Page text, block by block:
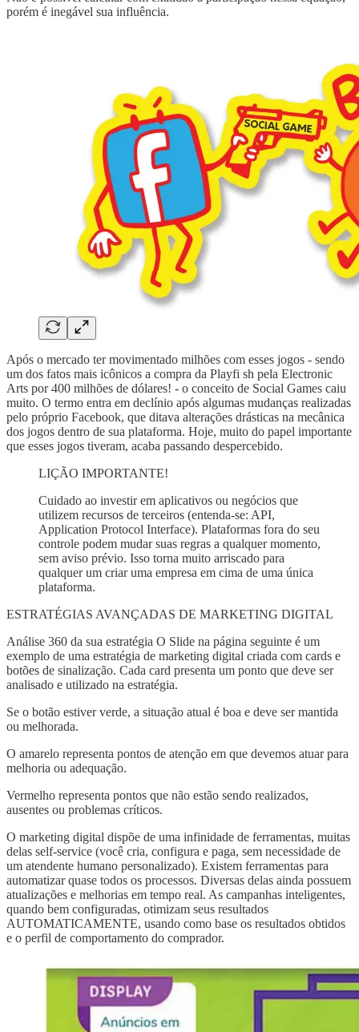
porém é inegável sua influência.
Após o mercado ter movimentado milhões com esses jogos - sendo
um dos fatos mais icônicos a compra da Playfi sh pela Electronic
Arts por 400 milhões de dólares! - o conceito de Social Games caiu
muito. O termo entra em declínio após algumas mudanças realizadas
pelo próprio Facebook, que ditava alterações drásticas na mecânica
dos jogos dentro de sua plataforma. Hoje, muito do papel importante
que esses jogos tiveram, acaba passando despercebido.
LIÇÃO IMPORTANTE!
Cuidado ao investir em aplicativos ou negócios que
utilizem recursos de terceiros (entenda-se: API,
Application Protocol Interface). Plataformas fora do seu
controle podem mudar suas regras a qualquer momento,
sem aviso prévio. Isso torna muito arriscado para
qualquer um criar uma empresa em cima de uma única
plataforma.
ESTRATÉGIAS AVANÇADAS DE MARKETING DIGITAL
Análise 360 da sua estratégia O Slide na página seguinte é um
exemplo de uma estratégia de marketing digital criada com cards e
botões de sinalização. Cada card presenta um ponto que deve ser
analisado e utilizado na estratégia.
Se o botão estiver verde, a situação atual é boa e deve ser mantida
ou melhorada.
O amarelo representa pontos de atenção em que devemos atuar para
melhoria ou adequação.
Vermelho representa pontos que não estão sendo realizados,
ausentes ou problemas críticos.
O marketing digital dispõe de uma infinidade de ferramentas, muitas
delas self-service (você cria, configura e paga, sem necessidade de
um atendente humano personalizado). Existem ferramentas para
automatizar quase todos os processos. Diversas delas ainda possuem
atualizações e melhorias em tempo real. As campanhas inteligentes,
quando bem configuradas, otimizam seus resultados
AUTOMATICAMENTE, usando como base os resultados obtidos
e o perfil de comportamento do comprador.